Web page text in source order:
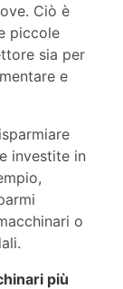
Ciò è
piccole
sia per
e
investite in
o
più